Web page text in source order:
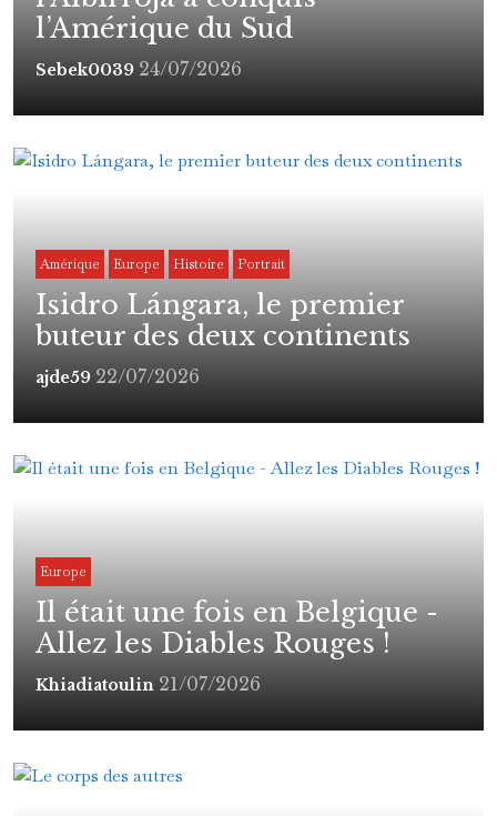
l’Amérique du Sud
Sebek0039 24/07/2026
Amérique Europe Histoire Portrait
Isidro Lángara, le premier
buteur des deux continents
ajde59 22/07/2026
Europe
Il était une fois en Belgique -
Allez les Diables Rouges !
Khiadiatoulin 21/07/2026